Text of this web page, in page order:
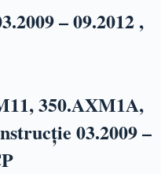
– 09.2012 ,
350.AXM1A,
03.2009 –